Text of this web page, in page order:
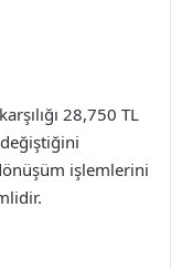
28,750 TL
işlemlerini